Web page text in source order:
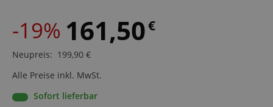
-19% 161,50€
Neupreis: 199,90 €
Alle Preise inkl. MwSt.
Sofort lieferbar